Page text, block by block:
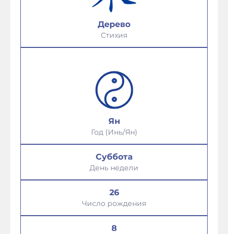
Дерево
Стихия
Ян
Год (Инь/Ян)
Суббота
День недели
26
Число рождения
8